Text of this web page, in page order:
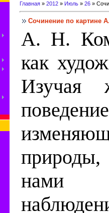
Главная » 2012 » Июль » 26 »
Сочинение по картине
А. Н.
как
Изучая